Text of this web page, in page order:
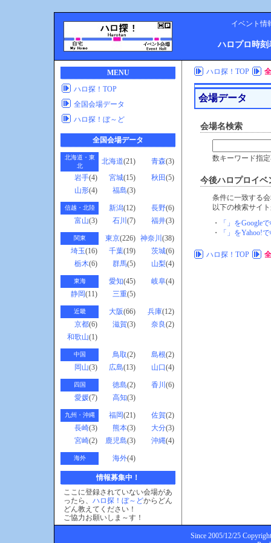
イベント情
ハロプロ時刻
MENU
ハロ探！TOP
全国会場データ
ハロ探！ぼ～ど
全国会場データ
北海道・東
北
北海道(21) 青森(3)
岩手(4) 宮城(15) 秋田(5)
山形(4) 福島(3)
信越・北陸 新潟(12) 長野(6)
富山(3) 石川 (7) 福井(3)
関東 東京(226) 神奈川 (38)
埼玉(16) 千葉(19) 茨城(6)
栃木(6) 群馬(5) 山梨(4)
東海 愛知(45) 岐阜(4)
静岡(11) 三重(5)
近畿 大阪(66) 兵庫(12)
京都(6) 滋賀(3) 奈良(2)
和歌山(1)
中国 鳥取(2) 島根(2)
岡山(3) 広島(13) 山口(4)
四国 徳島(2) 香川 (6)
愛媛(7) 高知(3)
九州・沖縄 福岡(21) 佐賀(2)
長崎(3) 熊本(3) 大分(3)
宮崎(2) 鹿児島(3) 沖縄(4)
海外 海外(4)
情報募集中！
ここに登録されていない会場があ
ったら、 ハロ探！ぼ～どからどん
どん教えてください！
ご協力お願いしま～す！
ハロ探！TOP
会場データ
会場名検索
数キーワード指
今後ハロプロ イベ
条件に一致する
以下の検索サイ
・
「」をGoogle
・
「」をYahoo!
ハロ探！TOP
Since 2005/12/25